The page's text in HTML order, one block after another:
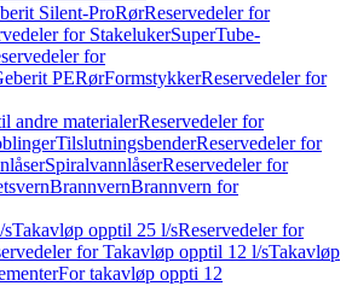
Silent-ProRørReservedeler for
for StakelukerSuperTube-
for
PERørFormstykkerReservedeler for
andre materialerReservedeler for
TilslutningsbenderReservedeler for
SpiralvannlåserReservedeler for
BrannvernBrannvern for
sTakavløp opptil 25 l/sReservedeler for
for Takavløp opptil 12 l/sTakavløp
For takavløp oppti 12